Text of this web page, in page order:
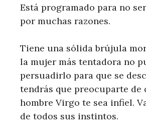
Está programado para no
por muchas razones.
Tiene una sólida brújula
la mujer más tentadora no
persuadirlo para que se
tendrás que preocuparte de
hombre Virgo te sea infiel.
de todos sus instintos.